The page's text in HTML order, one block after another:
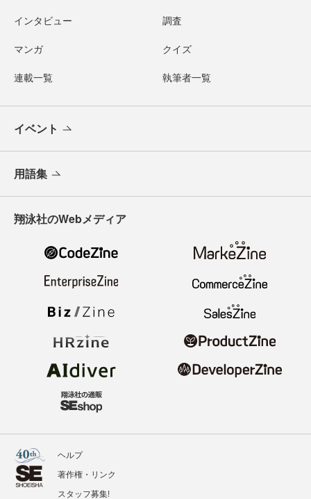
インタビュー 調査
マンガ クイズ
連載一覧 執筆者一覧
イベント
用語集
翔泳社のWebメディア
ヘルプ
著作権・リンク
スタッフ募集!